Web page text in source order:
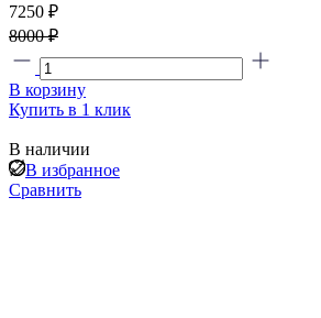
7250 ₽
8000 ₽
В корзину
Купить в 1 клик
В наличии
В избранное
Сравнить